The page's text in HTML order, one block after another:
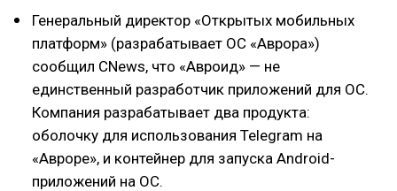
Генеральный директор «Открытых мобильных
платформ» (разрабатывает ОС «Аврора»)
сообщил CNews, что «Авроид» — не
единственный разработчик приложений для ОС.
Компания разрабатывает два продукта:
оболочку для использования Telegram на
«Авроре», и контейнер для запуска Android-
приложений на ОС.